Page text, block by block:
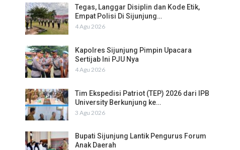
Tegas, Langgar Disiplin dan Kode Etik,
Empat Polisi Di Sijunjung…
4 Agu 2026
Kapolres Sijunjung Pimpin Upacara
Sertijab Ini PJU Nya
4 Agu 2026
Tim Ekspedisi Patriot (TEP) 2026 dari IPB
University Berkunjung ke…
3 Agu 2026
Bupati Sijunjung Lantik Pengurus Forum
Anak Daerah